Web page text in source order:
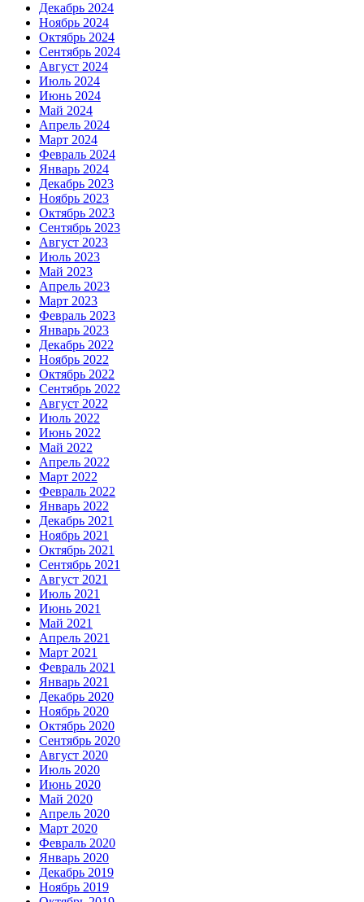
Декабрь 2024
Ноябрь 2024
Октябрь 2024
Сентябрь 2024
Август 2024
Июль 2024
Июнь 2024
Май 2024
Апрель 2024
Март 2024
Февраль 2024
Январь 2024
Декабрь 2023
Ноябрь 2023
Октябрь 2023
Сентябрь 2023
Август 2023
Июль 2023
Май 2023
Апрель 2023
Март 2023
Февраль 2023
Январь 2023
Декабрь 2022
Ноябрь 2022
Октябрь 2022
Сентябрь 2022
Август 2022
Июль 2022
Июнь 2022
Май 2022
Апрель 2022
Март 2022
Февраль 2022
Январь 2022
Декабрь 2021
Ноябрь 2021
Октябрь 2021
Сентябрь 2021
Август 2021
Июль 2021
Июнь 2021
Май 2021
Апрель 2021
Март 2021
Февраль 2021
Январь 2021
Декабрь 2020
Ноябрь 2020
Октябрь 2020
Сентябрь 2020
Август 2020
Июль 2020
Июнь 2020
Май 2020
Апрель 2020
Март 2020
Февраль 2020
Январь 2020
Декабрь 2019
Ноябрь 2019